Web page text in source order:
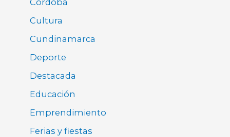
Cultura
Cundinamarca
Deporte
Destacada
Educación
Emprendimiento
Ferias y fiestas